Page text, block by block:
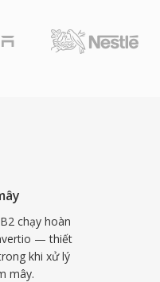
chạy hoàn
— thiết
khi xử lý
mây.